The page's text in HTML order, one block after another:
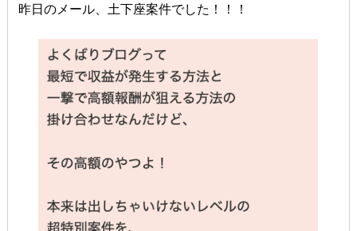
昨日のメール、土下座案件でした！！！